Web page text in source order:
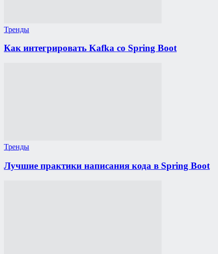
Тренды
Как интегрировать Kafka со Spring Boot
Тренды
Лучшие практики написания кода в Spring Boot